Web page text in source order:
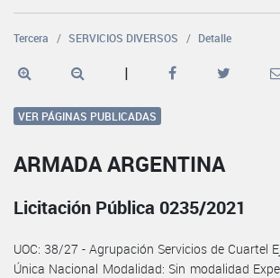
Tercera SERVICIOS DIVERSOS Detalle
|
VER PÁGINAS PUBLICADAS
ARMADA ARGENTINA
Licitación Pública 0235/2021
UOC: 38/27 - Agrupación Servicios de Cuartel
Única Nacional Modalidad: Sin modalidad